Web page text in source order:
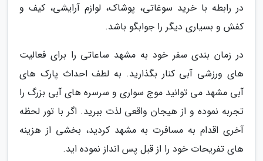
در رابطه با خرید سوغاتی، پوشاک، لوازم آرایشی، کیف و
کفش و بسیاری دیگر را جوابگو باشد.
در زمان بندی سفر خود به مشهد ساعاتی را برای فعالیت
های ورزشی آبی کنار بگذارید. به لطف احداث پارک های
آبی مشهد می توانید موج سواری و سرسره های آبی بزرگ را
تجربه نموده و از هیجان واقعی لذت ببرید. اگر با تور لحظه
آخری اقدام به مسافرت به مشهد کردید، بخشی از هزینه
های تفریحات خود را از قبل پس انداز نموده اید.